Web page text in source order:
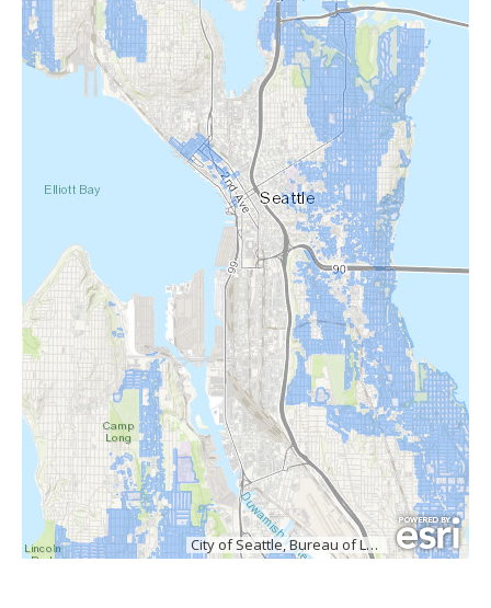
City of Seattle, Bureau of Land Management, Esri Canada, Esri, HERE, Garmin, USGS, NGA, EPA, USDA, NPS